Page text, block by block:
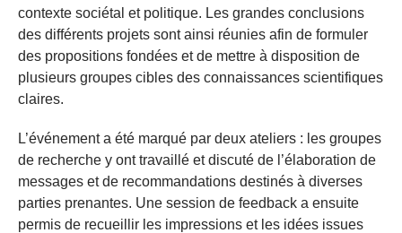
contexte sociétal et politique. Les grandes conclusions
des différents projets sont ainsi réunies afin de formuler
des propositions fondées et de mettre à disposition de
plusieurs groupes cibles des connaissances scientifiques
claires.
L’événement a été marqué par deux ateliers : les groupes
de recherche y ont travaillé et discuté de l’élaboration de
messages et de recommandations destinés à diverses
parties prenantes. Une session de feedback a ensuite
permis de recueillir les impressions et les idées issues